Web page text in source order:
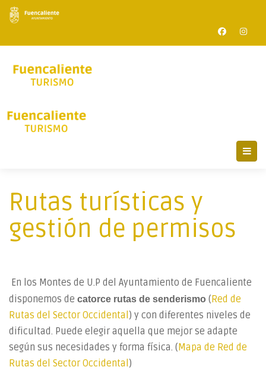
Rutas turísticas y
gestión de permisos
En los Montes de U.P del Ayuntamiento de Fuencaliente
disponemos de catorce rutas de senderismo (Red de
Rutas del Sector Occidental) y con diferentes niveles de
dificultad. Puede elegir aquella que mejor se adapte
según sus necesidades y forma física. (Mapa de Red de
Rutas del Sector Occidental)